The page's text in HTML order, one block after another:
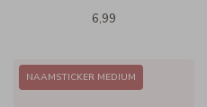
6,99
NAAMSTICKER MEDIUM